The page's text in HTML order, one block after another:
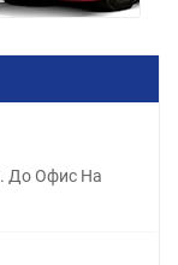
. До Офис На